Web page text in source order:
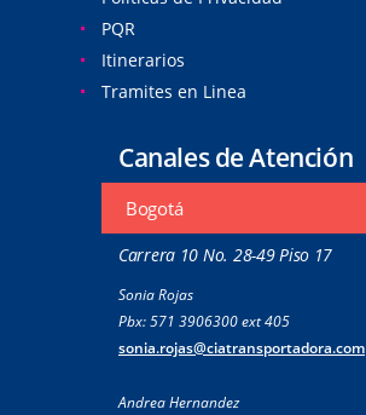
PQR
Itinerarios
Tramites en Linea
Canales de Atención
Bogotá
Carrera 10 No. 28-49 Piso 17
Sonia Rojas
Pbx: 571 3906300 ext 405
sonia.rojas@ciatransportadora.com
Andrea Hernandez